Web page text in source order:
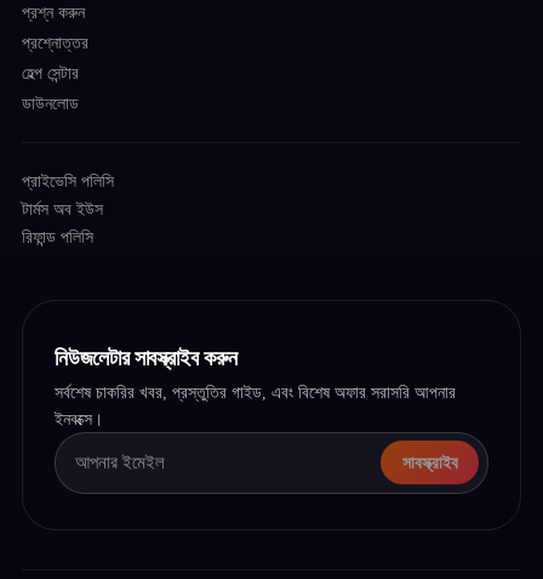
প্রশ্ন করুন
প্রশ্নোত্তর
হেল্প সেন্টার
ডাউনলোড
প্রাইভেসি পলিসি
টার্মস অব ইউস
রিফান্ড পলিসি
নিউজলেটার সাবস্ক্রাইব করুন
সর্বশেষ চাকরির খবর, প্রস্তুতির গাইড, এবং বিশেষ অফার সরাসরি আপনার
ইনবক্সে।
সাবস্ক্রাইব